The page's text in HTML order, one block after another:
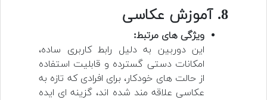
8. آموزش عکاسی
ویژگی های مرتبط:
این دوربین به دلیل رابط کاربری ساده،
امکانات دستی گسترده و قابلیت استفاده
از حالت های خودکار، برای افرادی که تازه به
عکاسی علاقه مند شده اند، گزینه ای ایده